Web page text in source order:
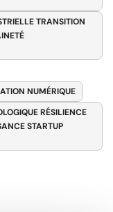
TRANSITION
NUMÉRIQUE
RÉSILIENCE
STARTUP